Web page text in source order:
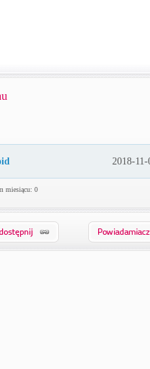
2018-11-
miesiącu: 0